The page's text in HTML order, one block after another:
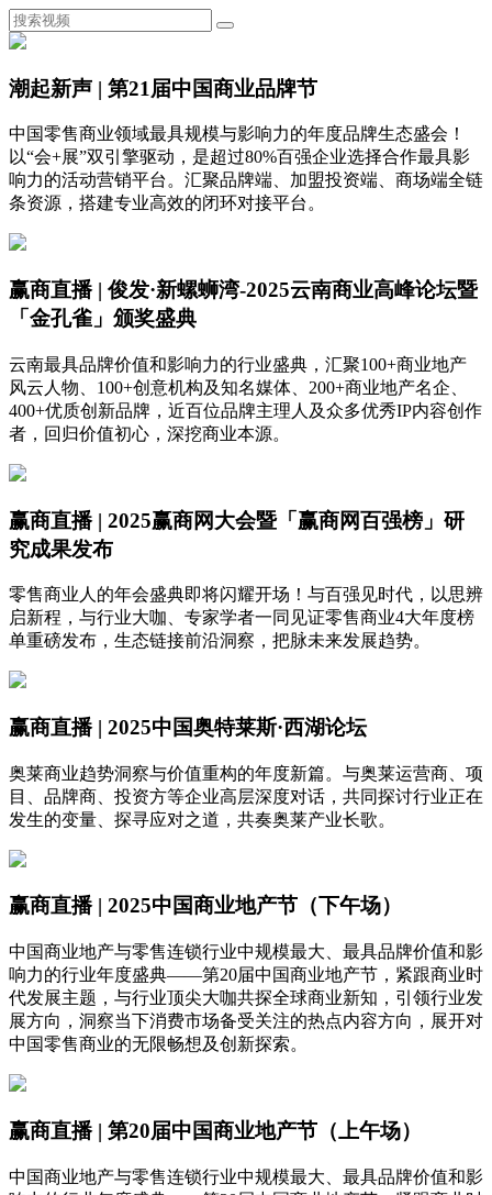
潮起新声 | 第21届中国商业品牌节
中国零售商业领域最具规模与影响力的年度品牌生态盛会！
以“会+展”双引擎驱动，是超过80%百强企业选择合作最具影
响力的活动营销平台。汇聚品牌端、加盟投资端、商场端全链
条资源，搭建专业高效的闭环对接平台。
赢商直播 | 俊发·新螺蛳湾-2025云南商业高峰论坛暨
「金孔雀」颁奖盛典
云南最具品牌价值和影响力的行业盛典，汇聚100+商业地产
风云人物、100+创意机构及知名媒体、200+商业地产名企、
400+优质创新品牌，近百位品牌主理人及众多优秀IP内容创作
者，回归价值初心，深挖商业本源。
赢商直播 | 2025赢商网大会暨「赢商网百强榜」研
究成果发布
零售商业人的年会盛典即将闪耀开场！与百强见时代，以思辨
启新程，与行业大咖、专家学者一同见证零售商业4大年度榜
单重磅发布，生态链接前沿洞察，把脉未来发展趋势。
赢商直播 | 2025中国奥特莱斯·西湖论坛
奥莱商业趋势洞察与价值重构的年度新篇。与奥莱运营商、项
目、品牌商、投资方等企业高层深度对话，共同探讨行业正在
发生的变量、探寻应对之道，共奏奥莱产业长歌。
赢商直播 | 2025中国商业地产节（下午场）
中国商业地产与零售连锁行业中规模最大、最具品牌价值和影
响力的行业年度盛典——第20届中国商业地产节，紧跟商业时
代发展主题，与行业顶尖大咖共探全球商业新知，引领行业发
展方向，洞察当下消费市场备受关注的热点内容方向，展开对
中国零售商业的无限畅想及创新探索。
赢商直播 | 第20届中国商业地产节（上午场）
中国商业地产与零售连锁行业中规模最大、最具品牌价值和影